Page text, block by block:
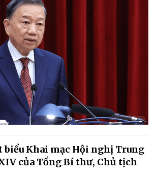
biểu Khai mạc Hội nghị Trung
của Tổng Bí thư, Chủ tịch